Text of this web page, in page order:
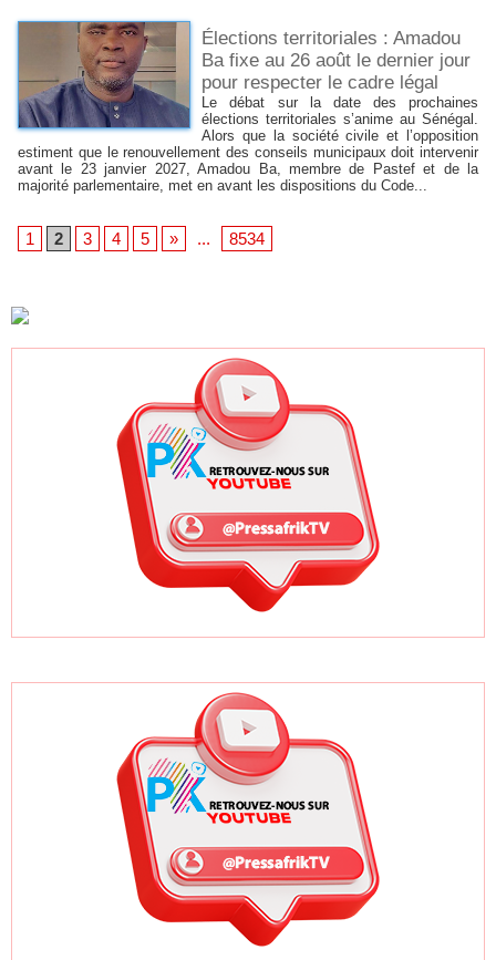
Élections territoriales : Amadou
Ba fixe au 26 août le dernier jour
pour respecter le cadre légal
Le débat sur la date des prochaines
élections territoriales s’anime au Sénégal.
Alors que la société civile et l’opposition
estiment que le renouvellement des conseils municipaux doit intervenir
avant le 23 janvier 2027, Amadou Ba, membre de Pastef et de la
majorité parlementaire, met en avant les dispositions du Code...
1 2 3 4 5 » ... 8534